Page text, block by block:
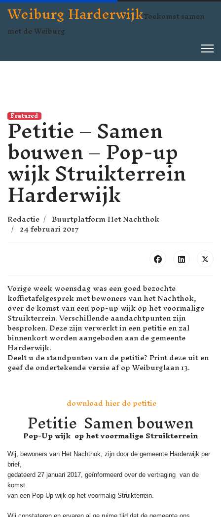
Weiburg HarderwijkToekomst samen
met de Weiburg
Featured
Petitie – Samen
bouwen – Pop-up
wijk Struikterrein
Harderwijk
Redactie Buurtplatform Het Nachthok
24 februari 2017
Vorige week woensdag was een goed bezochte
koffietafelgesprek met bewoners van het Nachthok,
over de komst van een pop-up wijk op het voormalige
Struikterrein. Verschillende aandachtpunten zijn
besproken. Deze zijn verwerkt in een petitie en zal
binnenkort worden aangeboden aan de gemeente
Harderwijk.
Deelt u de standpunten van de petitie? Print deze uit en
geef de ondertekende versie af op Weiburglaan 13.
download hier de petitie
Petitie Samen bouwen
Pop-Up wijk op het voormalige Struikterrein
Wij, bewoners van Het Nachthok, zijn door de gemeente Harderwijk per
brief,
gedateerd 27 januari 2017, geïnformeerd over de vertraging van de
komst
van een Pop-Up wijk op het voormalig Struikterrein.